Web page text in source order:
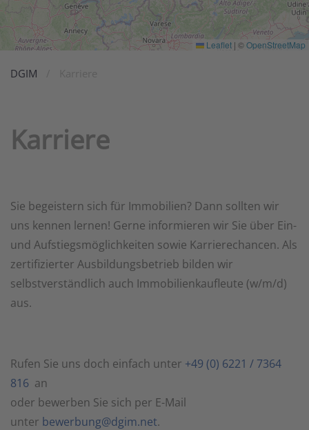
Leaflet | ©OpenStreetMap
DGIM
Karriere
Sie begeistern sich für Immobilien? Dann sollten wir
uns kennen lernen! Gerne informieren wir Sie über Ein-
und Aufstiegsmöglichkeiten sowie Karrierechancen. Als
zertifizierter Ausbildungsbetrieb bilden wir
selbstverständlich auch Immobilienkaufleute (w/m/d)
aus.
Rufen Sie uns doch einfach unter +49 (0) 6221 / 7364
816 an
oder bewerben Sie sich per E-Mail
unter bewerbung@dgim.net.